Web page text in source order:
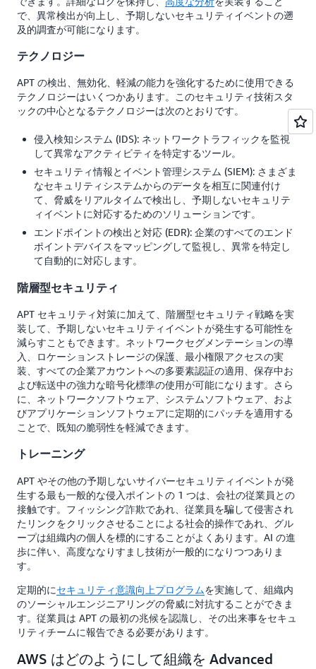
で、異常検出が向上し、予期しないセキュリティイベントの遡
及的調査が可能になります。
テクノロジー
APT の検出、無効化、軽減の能力を強化するために使用できる
テクノロジーはいくつかあります。このセキュリティ技術スタ
ックの中心となるテクノロジーは次のとおりです。
侵入検知システム (IDS): ネットワークトラフィックを監視
して異常なアクティビティを特定するツール。
セキュリティ情報とイベント管理システム (SIEM): さまざま
なセキュリティシステムからのデータを相互に関連付け
て、脅威をリアルタイムで検出し、予期しないセキュリテ
ィイベントに対応するためのソリューションです。
エンドポイントの検出と対応 (EDR): 企業のすべてのエンド
ポイントデバイスをマッピングして監視し、異常を特定し
て自動的に対応します。
階層型セキュリティ
APT セキュリティ対策に加えて、階層型セキュリティ戦略を実
装して、予期しないセキュリティイベントが発生する可能性を
減らすこともできます。ネットワークセグメンテーションの導
入、ロケーションストレージの保護、最小権限アクセスの実
装、すべての企業アカウントへの多要素認証の適用、保存中お
よび転送中の強力な暗号化標準の使用が可能になります。さら
に、ネットワークソフトウェア、システムソフトウェア、およ
びアプリケーションソフトウェアに定期的にパッチを適用する
ことで、既知の脆弱性を軽減できます。
トレーニング
APT やその他の予期しないサイバーセキュリティイベントが発
生する最も一般的な侵入ポイントの 1 つは、会社の従業員との
接触です。フィッシング詐欺であれ、従業員を騙して侵害され
たリンクをクリックさせることによる社会的操作であれ、グル
ープは組織内の個人を標的にすることがよくあります。AI の進
歩に伴い、高度ななりすまし技術が一般的になりつつありま
す。
定期的にセキュリティ意識向上プログラムを実施して、組織内
のソーシャルエンジニアリングの脅威に対抗することができま
す。従業員は APT の最初の兆候を認識し、その出来事をセキュ
リティチームに報告できる必要があります。
AWS はどのようにして組織を Advanced